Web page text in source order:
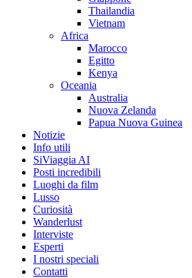
Thailandia
Vietnam
Africa
Marocco
Egitto
Kenya
Oceania
Australia
Nuova Zelanda
Papua Nuova Guinea
Notizie
Info utili
SiViaggia AI
Posti incredibili
Luoghi da film
Lusso
Curiosità
Wanderlust
Interviste
Esperti
I nostri speciali
Contatti